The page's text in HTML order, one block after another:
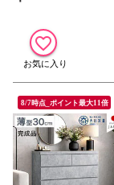
8/7時点_ポイント最大11倍